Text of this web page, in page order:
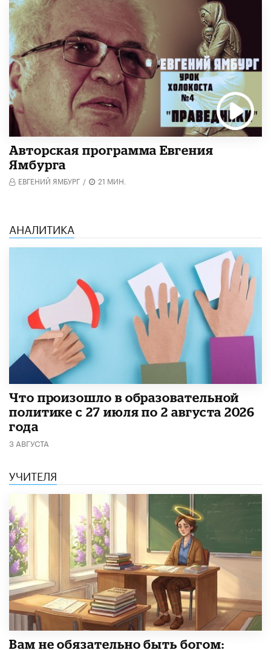
Авторская программа Евгения
Ямбурга
ЕВГЕНИЙ ЯМБУРГ / 21 МИН.
АНАЛИТИКА
​Что произошло в образовательной
политике с 27 июля по 2 августа 2026
года
3 АВГУСТА
УЧИТЕЛЯ
​Вам не обязательно быть богом: